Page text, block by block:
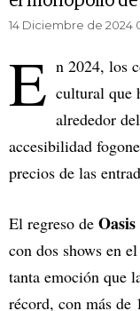
14 Diciembre de 2024
E n 2024, los
cultural que
alrededor
accesibilidad
precios de las
El regreso de Oasis
con dos shows en
tanta emoción que
récord, con más de